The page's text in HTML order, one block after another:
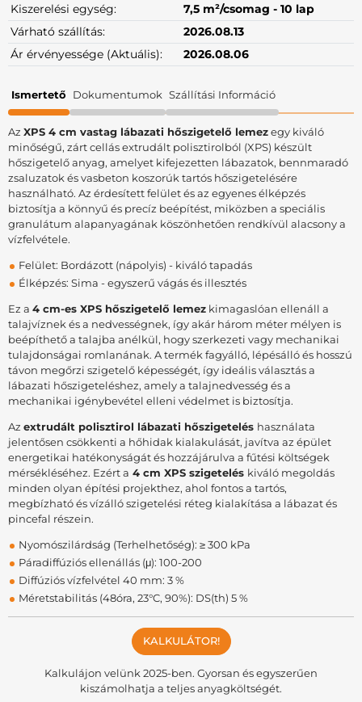
Kiszerelési egység:
7,5 m²/csomag - 10 lap
Várható szállítás:
2026.08.13
Ár érvényessége (Aktuális):
2026.08.06
Ismertető Dokumentumok Szállítási Információ
Az XPS 4 cm vastag lábazati hőszigetelő lemezegy kiváló
minőségű, zárt cellás extrudált polisztirolból (XPS) készült
hőszigetelő anyag, amelyet kifejezetten lábazatok, bennmaradó
zsaluzatok és vasbeton koszorúk tartós hőszigetelésére
használható. Az érdesített felület és az egyenes élképzés
biztosítja a könnyű és precíz beépítést, miközben a speciális
granulátum alapanyagának köszönhetően rendkívül alacsony a
vízfelvétele.
Felület: Bordázott (nápolyis) - kiváló tapadás
Élképzés: Sima - egyszerű vágás és illesztés
Ez a 4 cm-es XPS hőszigetelő lemezkimagaslóan ellenáll a
talajvíznek és a nedvességnek, így akár három méter mélyen is
beépíthető a talajba anélkül, hogy szerkezeti vagy mechanikai
tulajdonságai romlanának. A termék fagyálló, lépésálló és hosszú
távon megőrzi szigetelő képességét, így ideális választás a
lábazati hőszigeteléshez, amely a talajnedvesség és a
mechanikai igénybevétel elleni védelmet is biztosítja.
Az extrudált polisztirol lábazati hőszigetelés használata
jelentősen csökkenti a hőhidak kialakulását, javítva az épület
energetikai hatékonyságát és hozzájárulva a fűtési költségek
mérsékléséhez. Ezért a 4 cm XPS szigetelés kiváló megoldás
minden olyan építési projekthez, ahol fontos a tartós,
megbízható és vízálló szigetelési réteg kialakítása a lábazat és
pincefal részein.
Nyomószilárdság (Terhelhetőség): ≥ 300 kPa
Páradiffúziós ellenállás (μ): 100-200
Diffúziós vízfelvétel 40 mm: 3 %
Méretstabilitás (48óra, 23°C, 90%): DS(th) 5 %
KALKULÁTOR!
Kalkulájon velünk 2025-ben. Gyorsan és egyszerűen
kiszámolhatja a teljes anyagköltségét.